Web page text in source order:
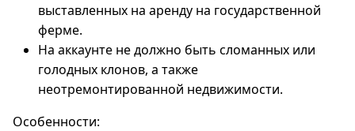
выставленных на аренду на государственной
ферме.
На аккаунте не должно быть сломанных или
голодных клонов, а также
неотремонтированной недвижимости.
Особенности: